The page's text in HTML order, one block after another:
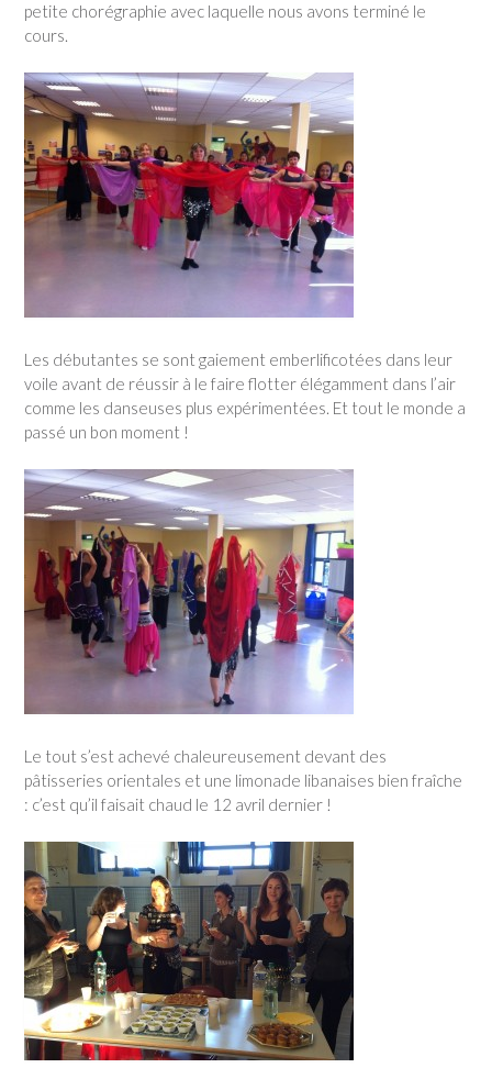
petite chorégraphie avec laquelle nous avons terminé le
cours.
Les débutantes se sont gaiement emberlificotées dans leur
voile avant de réussir à le faire flotter élégamment dans l’air
comme les danseuses plus expérimentées. Et tout le monde a
passé un bon moment !
Le tout s’est achevé chaleureusement devant des
pâtisseries orientales et une limonade libanaises bien fraîche
: c’est qu’il faisait chaud le 12 avril dernier !